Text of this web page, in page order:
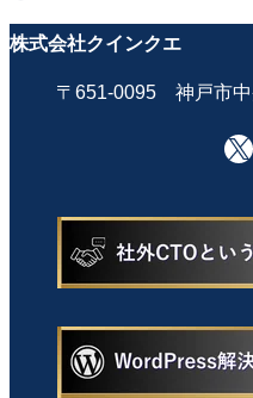
株式会社クインクエ
〒651-0095 神戸市中
X